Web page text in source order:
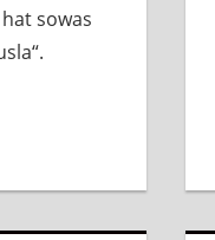
sowas